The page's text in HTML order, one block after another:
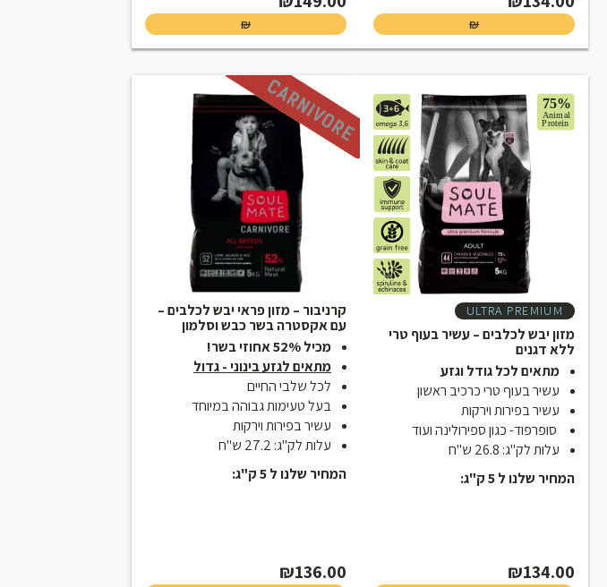
₪
₪
ULTRA PREMIUM
מזון יבש לכלבים – עשיר בעוף טרי
ללא דגנים
מתאים לכל גודל וגזע
עשיר בעוף טרי כרכיב ראשון
עשיר בפירות וירקות
סופרפוד- כגון ספירולינה ועוד
עלות לק"ג: 26.8 ש"ח
המחיר שלנו ל 5 ק"ג:
₪134.00
קרניבור – מזון פראי יבש לכלבים –
עם אקסטרה בשר כבש וסלמון
מכיל 52% אחוזי בשר!
מתאים לגזע בינוני - גדול
לכל שלבי החיים
בעל טעימות גבוהה במיוחד
עשיר בפירות וירקות
עלות לק"ג: 27.2 ש"ח
המחיר שלנו ל 5 ק"ג:
₪136.00